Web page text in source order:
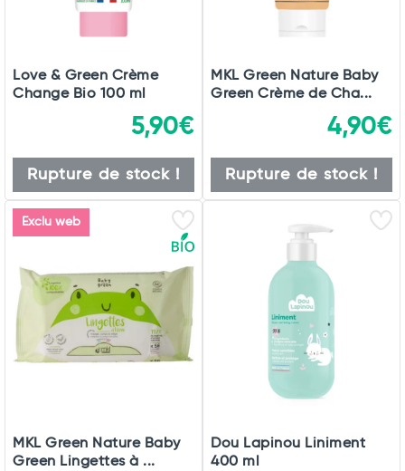
Love & Green Crème
Change Bio 100 ml
5,90€
Rupture de stock !
MKL Green Nature Baby
Green Crème de Cha...
4,90€
Rupture de stock !
Exclu web
MKL Green Nature Baby
Green Lingettes à ...
Dou Lapinou Liniment
400 ml